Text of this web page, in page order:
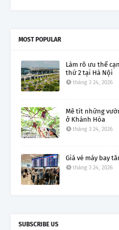
MOST POPULAR
Làm rõ ưu thế
thứ 2 tại Hà Nội
tháng 3 24, 2026
Mê tít những
ở Khánh Hòa
tháng 3 24, 2026
Giá vé máy bay
tháng 3 24, 2026
SUBSCRIBE US